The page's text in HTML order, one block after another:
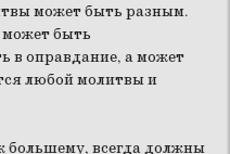
может быть разным.
быть
в оправдание, а может
любой молитвы и
большему, всегда должны